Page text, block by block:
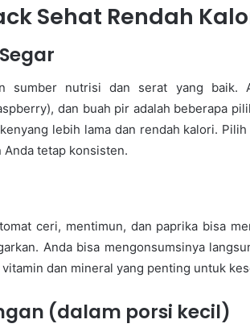
Sehat Rendah
sumber nutrisi dan serat yang baik.
dan buah pir adalah beberapa
lebih lama dan rendah kalori.
Anda tetap konsisten.
ceri, mentimun, dan paprika bisa
Anda bisa mengonsumsinya
vitamin dan mineral yang penting untuk
(dalam porsi kecil)